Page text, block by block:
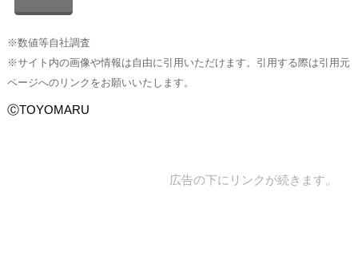
※数値等自社調査
※サイト内の画像や情報は自由に引用いただけます。引用する際は引用元
ページへのリンクをお願いいたします。
ⒸTOYOMARU
広告の下にリンクが続きます。